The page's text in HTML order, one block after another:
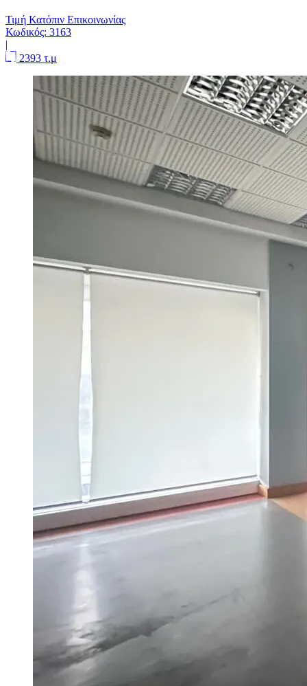
Τιμή Κατόπιν Επικοινωνίας
Κωδικός: 3163
|
2393 τ.μ